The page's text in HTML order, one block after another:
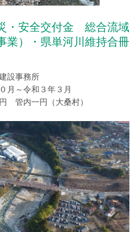
・安全交付金 総合流域
業）・県単河川維持合冊
設事務所
～令和３年３月
管内一円（大桑村）